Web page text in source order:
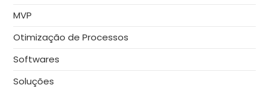
MVP
Otimização de Processos
Softwares
Soluções